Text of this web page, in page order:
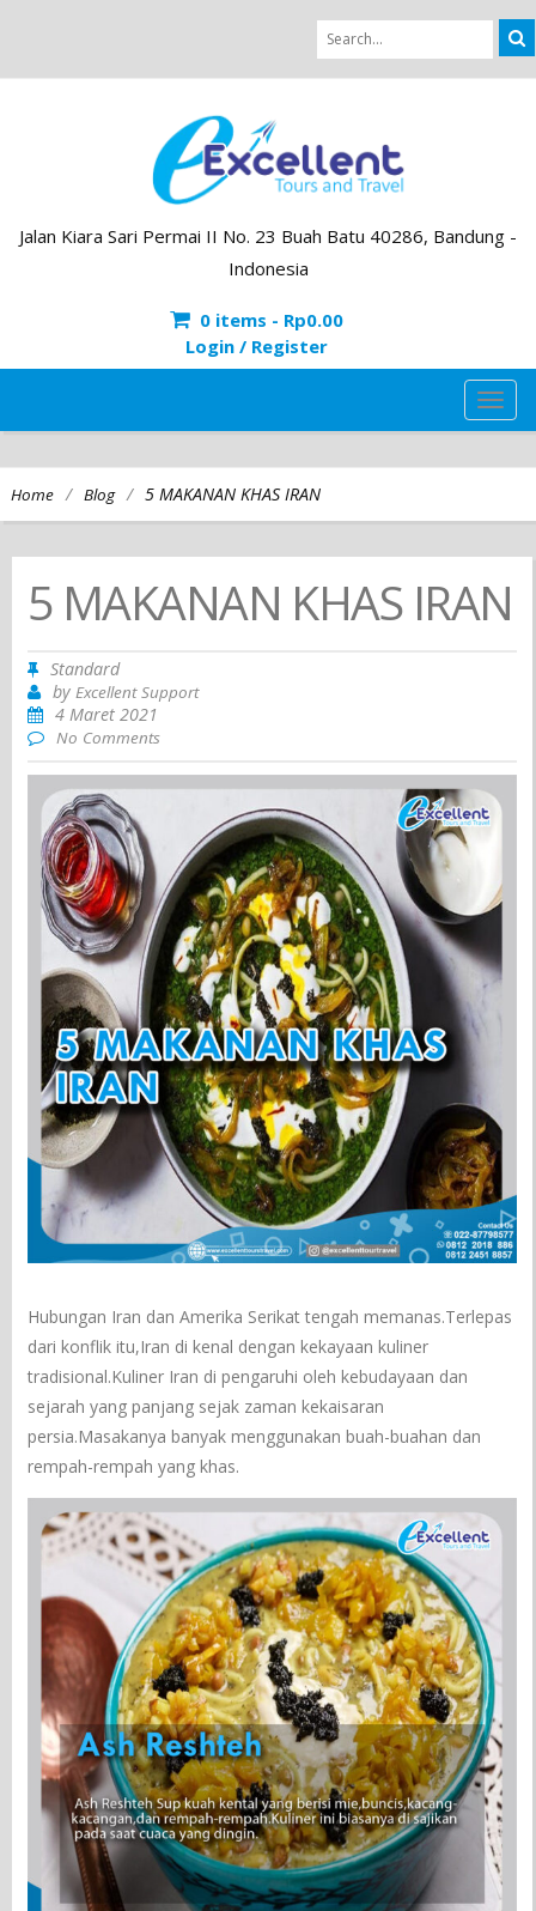
Jalan Kiara Sari Permai II No. 23 Buah Batu 40286, Bandung -
Indonesia
0 items - Rp0.00
Login / Register
Home / Blog / 5 MAKANAN KHAS IRAN
5 MAKANAN KHAS IRAN
Standard
byExcellent Support
4 Maret 2021
No Comments
Hubungan Iran dan Amerika Serikat tengah memanas.Terlepas
dari konflik itu,Iran di kenal dengan kekayaan kuliner
tradisional.Kuliner Iran di pengaruhi oleh kebudayaan dan
sejarah yang panjang sejak zaman kekaisaran
persia.Masakanya banyak menggunakan buah-buahan dan
rempah-rempah yang khas.